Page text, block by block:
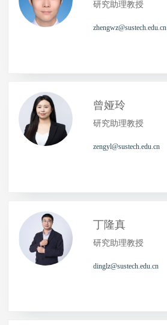
研究助理教授
zhengwz@sustech.edu.cn
曾娅玲
研究助理教授
zengyl@sustech.edu.cn
丁隆真
研究助理教授
dinglz@sustech.edu.cn